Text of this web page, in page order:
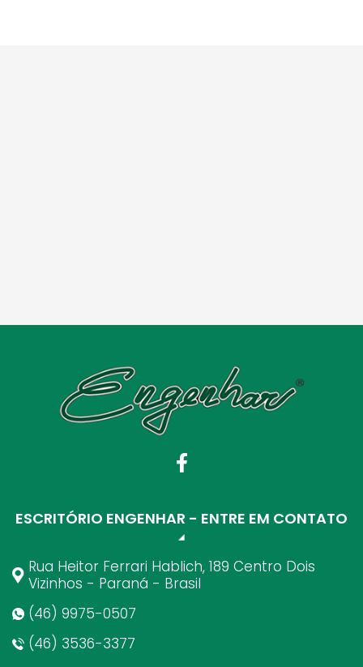
ESCRITÓRIO ENGENHAR - ENTRE EM CONTATO
Rua Heitor Ferrari Hablich, 189 Centro Dois
Vizinhos - Paraná - Brasil
(46) 9975-0507
(46) 3536-3377